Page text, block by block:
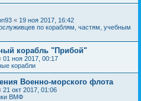
« 19 ноя 2017, 16:42
по кораблям, частям, учебным
корабль "Прибой"
01 ноя 2017, 00:17
корабли
Военно-морского флота
21 окт 2017, 01:06
ВМФ